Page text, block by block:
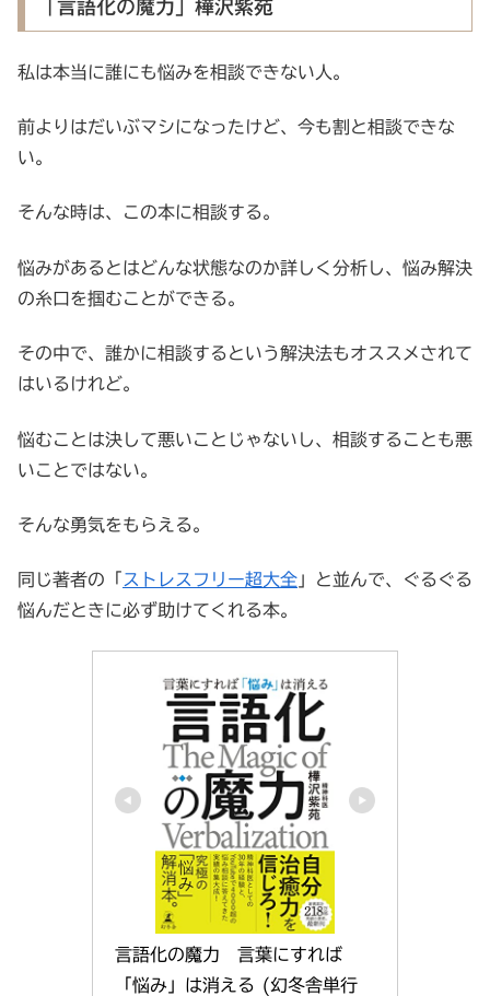
「言語化の魔力」樺沢紫苑
私は本当に誰にも悩みを相談できない人。
前よりはだいぶマシになったけど、今も割と相談できな
い。
そんな時は、この本に相談する。
悩みがあるとはどんな状態なのか詳しく分析し、悩み解決
の糸口を掴むことができる。
その中で、誰かに相談するという解決法もオススメされて
はいるけれど。
悩むことは決して悪いことじゃないし、相談することも悪
いことではない。
そんな勇気をもらえる。
同じ著者の「 ストレスフリー超大全 」と並んで、ぐるぐる
悩んだときに必ず助けてくれる本。
言語化の魔力　言葉にすれば
「悩み」は消える (幻冬舎単行